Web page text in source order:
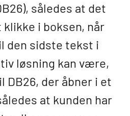
således at det
i boksen, når
den sidste tekst i
løsning kan være,
DB26, der åbner i et
at kunden har